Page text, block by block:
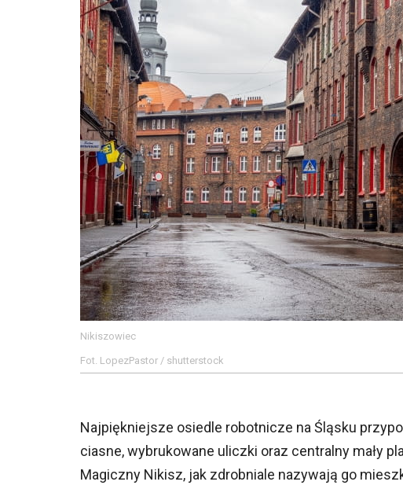
Nikiszowiec
Fot. LopezPastor / shutterstock
Najpiękniejsze osiedle robotnicze na Śląsku
ciasne, wybrukowane uliczki oraz centralny mały
Magiczny Nikisz, jak zdrobniale nazywają go